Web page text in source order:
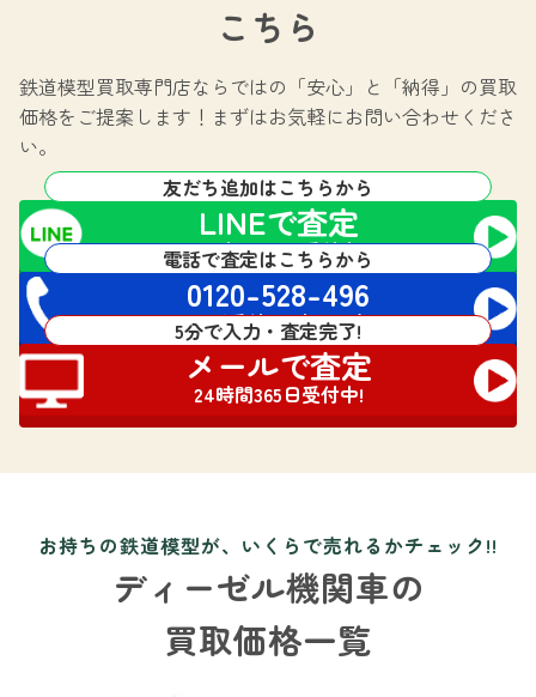
こちら
鉄道模型買取専門店ならではの 「安心」と「納得」の買取
価格をご提案します！ まずはお気軽にお問い合わせくださ
い。
友だち追加はこちらから
LINEで査定
24時間365日受付中!
電話で査定はこちらから
0120-528-496
電話受付 24時間対応
5分で入力・査定完了!
メールで査定
24時間365日受付中!
お持ちの鉄道模型が、いくらで売れるかチェック!!
ディーゼル機関車の
買取価格一覧